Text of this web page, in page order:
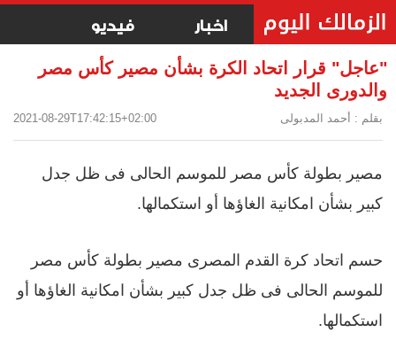
اخبار فيديو
"عاجل" قرار اتحاد الكرة بشأن مصير كأس مصر
والدورى الجديد
بقلم : أحمد المدبولى 2021-08-29T17:42:15+02:00
مصير بطولة كأس مصر للموسم الحالى فى ظل جدل
كبير بشأن امكانية الغاؤها أو استكمالها.
حسم اتحاد كرة القدم المصرى مصير بطولة كأس مصر
للموسم الحالى فى ظل جدل كبير بشأن امكانية الغاؤها أو
استكمالها.